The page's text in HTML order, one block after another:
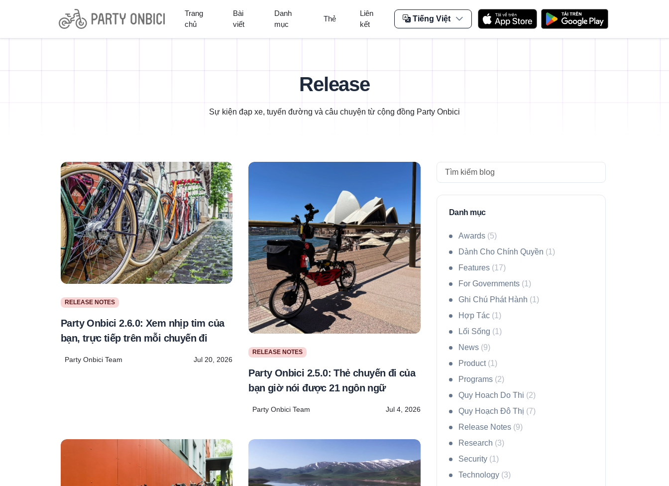
Trang
chủ
Bài
viết
Danh
mục
Thẻ
Liên
kết
Tiếng Việt
Release
Sự kiện đạp xe, tuyến đường và câu chuyện từ cộng đồng Party Onbici
RELEASE NOTES
Party Onbici 2.6.0: Xem nhịp tim của
bạn, trực tiếp trên mỗi chuyến đi
Party Onbici Team Jul 20, 2026
RELEASE NOTES
Party Onbici 2.5.0: Thẻ chuyến đi của
bạn giờ nói được 21 ngôn ngữ
Party Onbici Team Jul 4, 2026
Search
Danh mục
Awards (5)
Dành Cho Chính Quyền (1)
Features (17)
For Governments (1)
Ghi Chú Phát Hành (1)
Hợp Tác (1)
Lối Sống (1)
News (9)
Product (1)
Programs (2)
Quy Hoach Do Thi (2)
Quy Hoạch Đô Thị (7)
Release Notes (9)
Research (3)
Security (1)
Technology (3)